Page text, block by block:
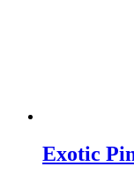
Exotic